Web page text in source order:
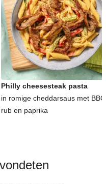
Philly cheesesteak pasta
in romige cheddarsaus met
rub en paprika